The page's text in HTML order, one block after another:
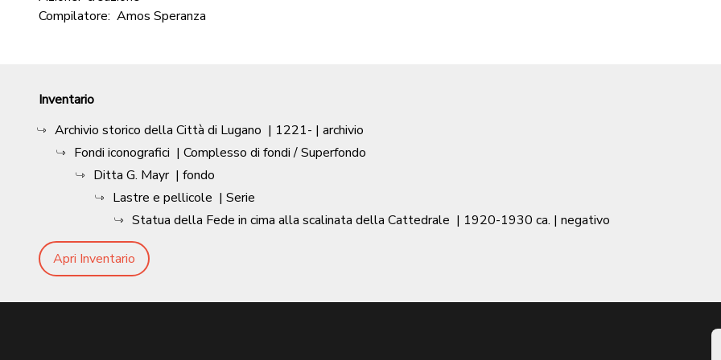
Compilatore: Amos Speranza
Inventario
Archivio storico della Città di Lugano | 1221- | archivio
Fondi iconografici | Complesso di fondi / Superfondo
Ditta G. Mayr | fondo
Lastre e pellicole | Serie
Statua della Fede in cima alla scalinata della Cattedrale | 1920-1930 ca. | negativo
Apri Inventario